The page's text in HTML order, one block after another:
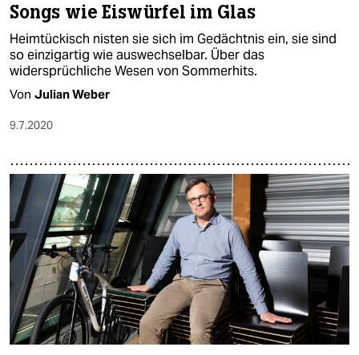
Songs wie Eiswürfel im Glas
Heimtückisch nisten sie sich im Gedächtnis ein, sie sind
so einzigartig wie auswechselbar. Über das
widersprüchliche Wesen von Sommerhits.
Von Julian Weber
9.7.2020